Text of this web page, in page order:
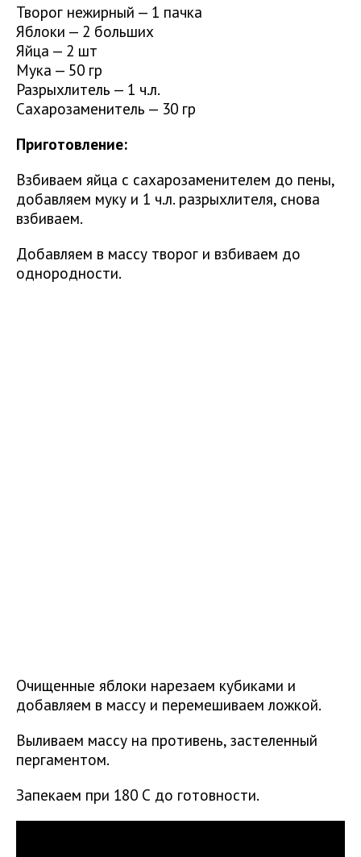
Творог нежирный — 1 пачка
Яблоки — 2 больших
Яйца — 2 шт
Мука — 50 гр
Разрыхлитель — 1 ч.л.
Сахарозаменитель — 30 гр
Приготовление:
Взбиваем яйца с сахарозаменителем до пены,
добавляем муку и 1 ч.л. разрыхлителя, снова
взбиваем.
Добавляем в массу творог и взбиваем до
однородности.
Очищенные яблоки нарезаем кубиками и
добавляем в массу и перемешиваем ложкой.
Выливаем массу на противень, застеленный
пергаментом.
Запекаем при 180 С до готовности.